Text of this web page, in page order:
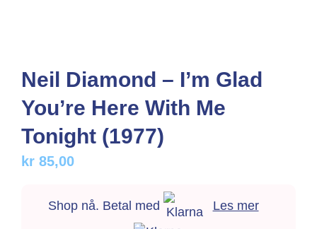
Neil Diamond – I’m Glad
You’re Here With Me
Tonight (1977)
kr 85,00
Shop nå. Betal med Les mer